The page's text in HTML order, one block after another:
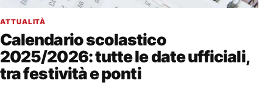
ATTUALITÀ
Calendario scolastico
2025/2026: tutte le date ufficiali,
tra festività e ponti